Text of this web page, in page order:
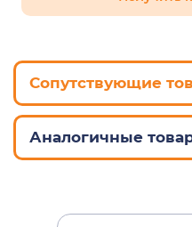
Сопутствующие
Аналогичные